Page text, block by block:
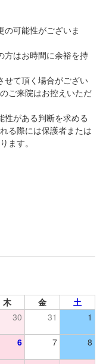
可能性がございま
方はお時間に余裕を持
せて頂く場合がござい
ご来院はお控えいただ
性がある判断を求める
る際には保護者または
ます。
木 金
土
30 31 1
6 7 8